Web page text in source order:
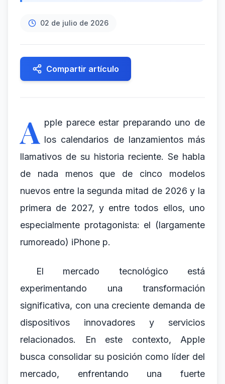
02 de julio de 2026
Compartir artículo
A pple parece estar preparando uno de
los calendarios de lanzamientos más
llamativos de su historia reciente. Se habla
de nada menos que de cinco modelos
nuevos entre la segunda mitad de 2026 y la
primera de 2027, y entre todos ellos, uno
especialmente protagonista: el (largamente
rumoreado) iPhone p.
El mercado tecnológico está
experimentando una transformación
significativa, con una creciente demanda de
dispositivos innovadores y servicios
relacionados. En este contexto, Apple
busca consolidar su posición como líder del
mercado, enfrentando una fuerte